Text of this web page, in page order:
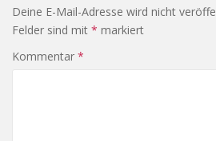
Deine E-Mail-Adresse wird nicht
Felder sind mit * markiert
Kommentar *